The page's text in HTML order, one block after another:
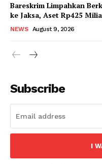
Bareskrim Limpahkan
ke Jaksa, Aset Rp425
NEWS August 9, 2026
Subscribe
I